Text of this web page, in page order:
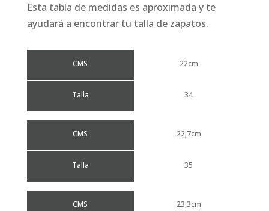
Esta tabla de medidas es aproximada y te
ayudará a encontrar tu talla de zapatos.
CMS
Talla
22cm
34
CMS
Talla
22,7cm
35
CMS 23,3cm